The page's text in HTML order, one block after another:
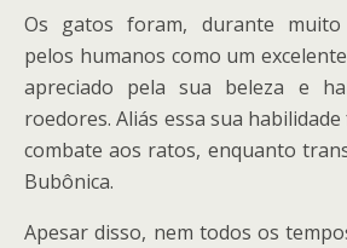
Os gatos foram, durante muito
pelos humanos como um
apreciado pela sua beleza e
roedores. Aliás essa sua
combate aos ratos, enquanto
Bubônica.
Apesar disso, nem todos os